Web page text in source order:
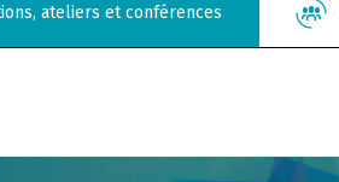
ateliers et conférences